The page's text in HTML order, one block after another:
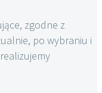
zgodne z
po wybraniu i